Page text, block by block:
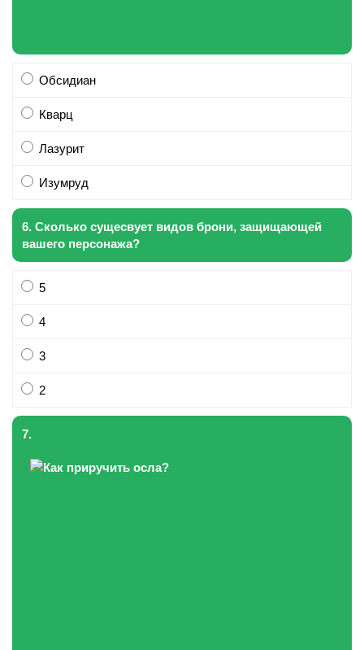
Обсидиан
Кварц
Лазурит
Изумруд
6. Сколько сущесвует видов брони, защищающей
вашего персонажа?
5
4
3
2
7.